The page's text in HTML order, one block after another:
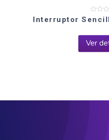
en
de
5
Interruptor
Ver